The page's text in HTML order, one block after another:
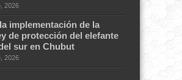
2026
implementación de la
de protección del elefante
sur en Chubut
2026